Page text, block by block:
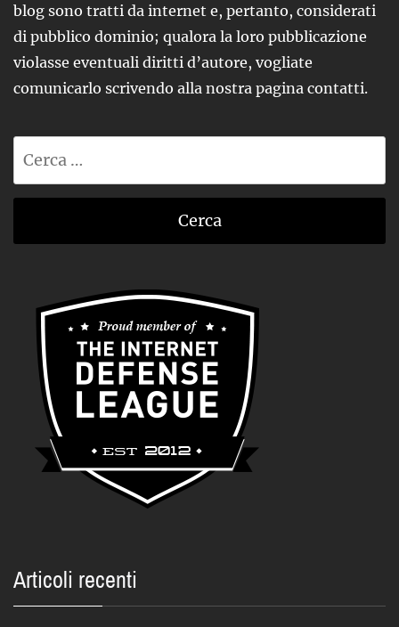
blog sono tratti da internet e, pertanto, considerati
di pubblico dominio; qualora la loro pubblicazione
violasse eventuali diritti d’autore, vogliate
comunicarlo scrivendo alla nostra pagina contatti.
Articoli recenti